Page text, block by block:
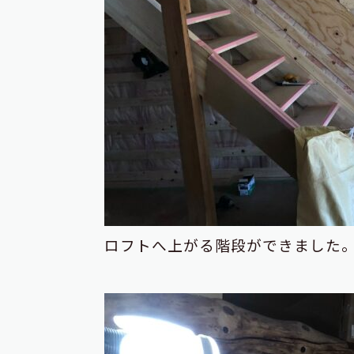
ロフトへ上がる階段ができました